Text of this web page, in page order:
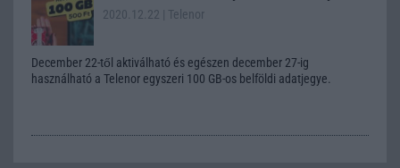
2020.12.22 | Telenor
December 22-től aktiválható és egészen december 27-ig
használható a Telenor egyszeri 100 GB-os belföldi adatjegye.